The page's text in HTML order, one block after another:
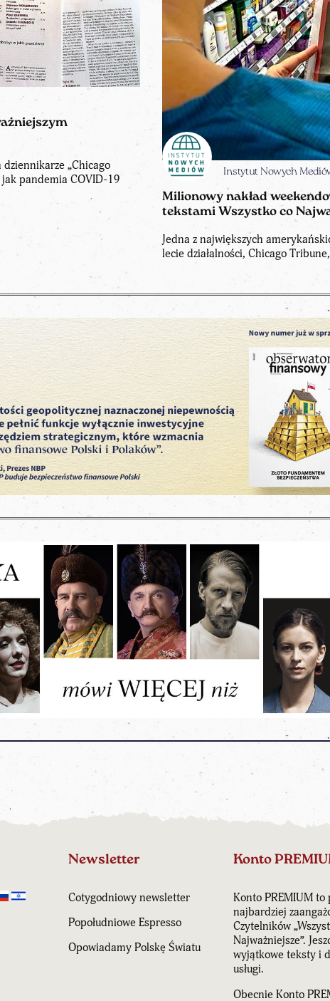
„Chicago
pandemia COVID-19
Instytut Nowych
Milionowy nakład
tekstami Wszystko co
Jedna z największych
lecie działalności, Chicago
Newsletter
Cotygodniowy newsletter
Popołudniowe Espresso
Opowiadamy Polskę Światu
Konto
Konto PREMIUM to
najbardziej
Czytelników
Najważniejsze”.
wyjątkowe teksty i
usługi.
Obecnie Konto